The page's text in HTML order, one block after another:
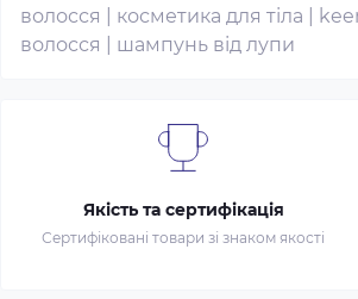
волосся
косметика для тіла
волосся
шампунь від лупи
Якість та сертифікація
Сертифіковані товари зі знаком якості